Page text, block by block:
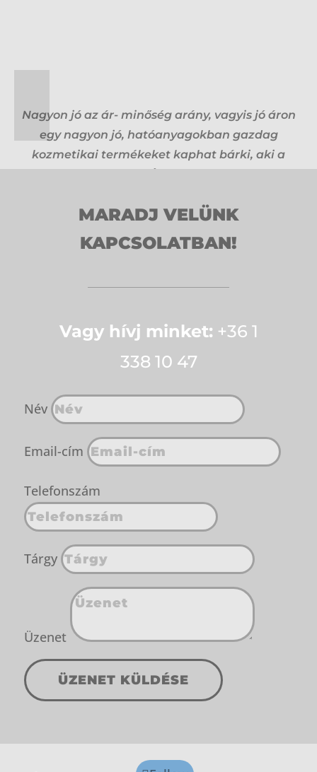
Nagyon jó az ár- minőség arány, vagyis jó áron
egy nagyon jó, hatóanyagokban gazdag
kozmetikai termékeket kaphat bárki, aki a
S. VALÉRIA
MARADJ VELÜNK
KAPCSOLATBAN!
Vagy hívj minket: +36 1
338 10 47
Név
Email-cím
Telefonszám
Tárgy
Üzenet
ÜZENET KÜLDÉSE